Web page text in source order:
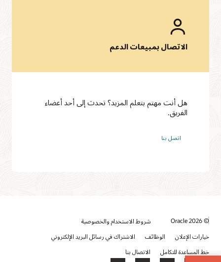
الاتصال بمبيعات الدعم
هل أنت مهتم بتعلم المزيد؟ تحدث إلى أحد أعضاء
الفريق.
اتصل بنا
© 2026 Oracle
شروط الاستخدام والخصوصية
خيارات الإعلان
الوظائف
الاشتراك في رسائل البريد الإلكتروني
خط المساعدة للتكامل
الاتصال بنا